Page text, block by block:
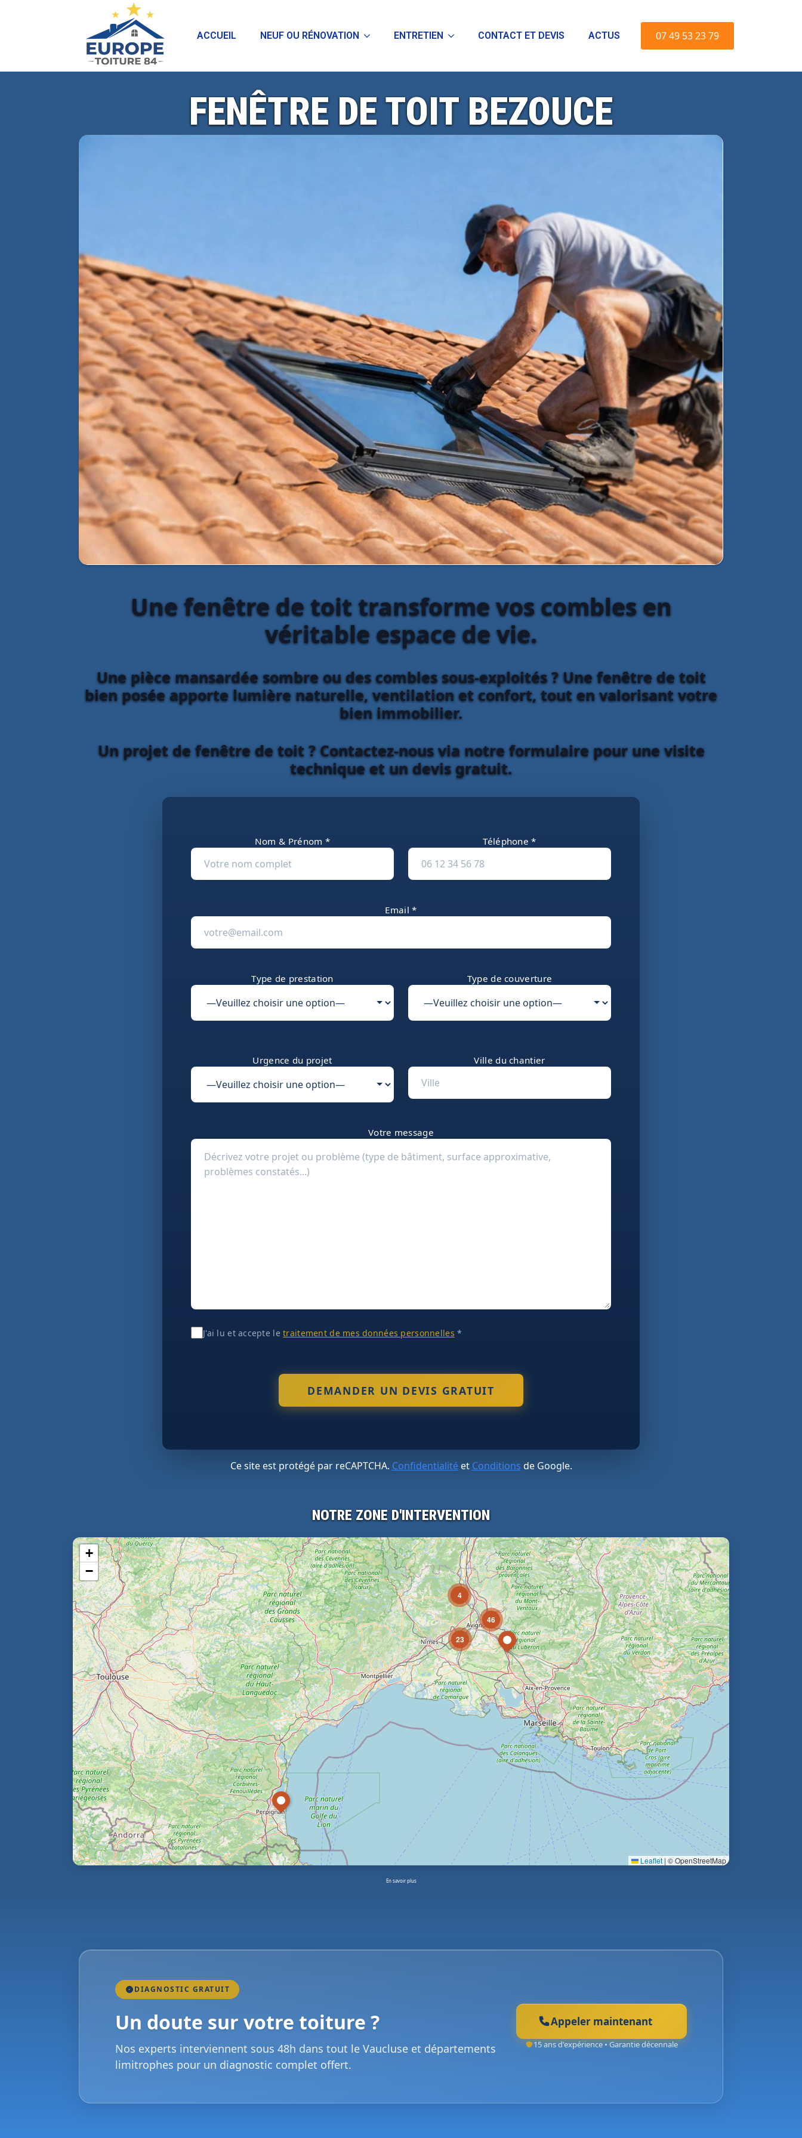
ACCUEIL NEUF OU RÉNOVATION ENTRETIEN CONTACT ET DEVIS ACTUS 07 49 53 23 79
FENÊTRE DE TOIT BEZOUCE
Une fenêtre de toit transforme vos combles en
véritable espace de vie.
Une pièce mansardée sombre ou des combles sous-exploités ? Une fenêtre de toit
bien posée apporte lumière naturelle, ventilation et confort, tout en valorisant votre
bien immobilier.
Un projet de fenêtre de toit ? Contactez-nous via notre formulaire pour une visite
technique et un devis gratuit.
Nom & Prénom * Téléphone *
Email *
Type de prestation Type de couverture
Urgence du projet Ville du chantier
Votre message
J'ai lu et accepte letraitement de mes données personnelles *
Ce site est protégé par reCAPTCHA. Confidentialitéet Conditions de Google.
NOTRE ZONE D'INTERVENTION
4
23
46
+
−
Leaflet | © OpenStreetMap
En savoir plus
DIAGNOSTIC GRATUIT
Un doute sur votre toiture ?
Nos experts interviennent sous 48h dans tout le Vaucluse et départements
limitrophes pour un diagnostic complet offert.
Appeler maintenant
15 ans d'expérience • Garantie décennale